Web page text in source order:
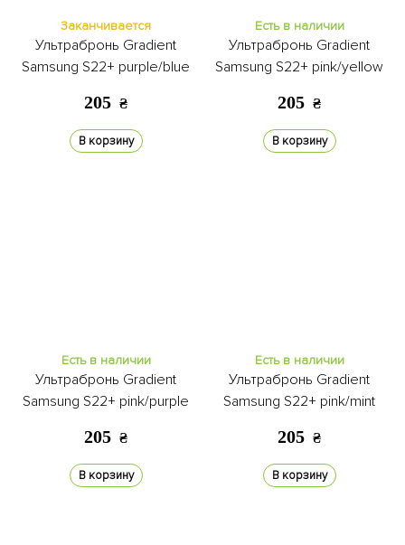
Заканчивается
Ультрабронь Gradient
Samsung S22+ purple/blue
205 ₴
В корзину
Есть в наличии
Ультрабронь Gradient
Samsung S22+ pink/yellow
205 ₴
В корзину
Есть в наличии
Ультрабронь Gradient
Samsung S22+ pink/purple
205 ₴
В корзину
Есть в наличии
Ультрабронь Gradient
Samsung S22+ pink/mint
205 ₴
В корзину